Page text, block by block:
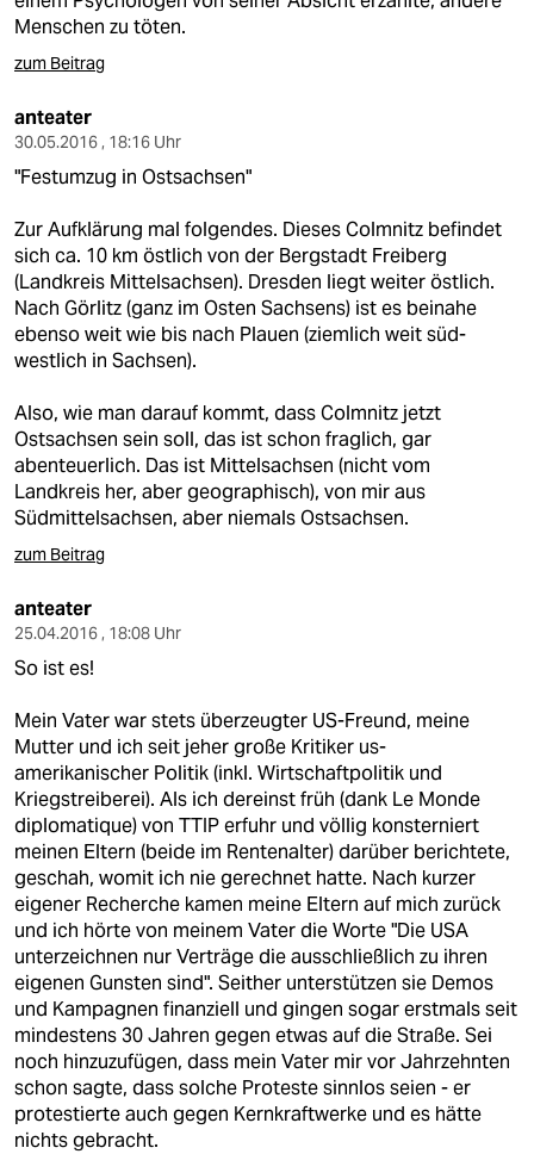
Menschen zu töten.
zum Beitrag
anteater
30.05.2016 , 18:16 Uhr
"Festumzug in Ostsachsen"
Zur Aufklärung mal folgendes. Dieses Colmnitz befindet
sich ca. 10 km östlich von der Bergstadt Freiberg
(Landkreis Mittelsachsen). Dresden liegt weiter östlich.
Nach Görlitz (ganz im Osten Sachsens) ist es beinahe
ebenso weit wie bis nach Plauen (ziemlich weit süd-
westlich in Sachsen).
Also, wie man darauf kommt, dass Colmnitz jetzt
Ostsachsen sein soll, das ist schon fraglich, gar
abenteuerlich. Das ist Mittelsachsen (nicht vom
Landkreis her, aber geographisch), von mir aus
Südmittelsachsen, aber niemals Ostsachsen.
zum Beitrag
anteater
25.04.2016 , 18:08 Uhr
So ist es!
Mein Vater war stets überzeugter US-Freund, meine
Mutter und ich seit jeher große Kritiker us-
amerikanischer Politik (inkl. Wirtschaftpolitik und
Kriegstreiberei). Als ich dereinst früh (dank Le Monde
diplomatique) von TTIP erfuhr und völlig konsterniert
meinen Eltern (beide im Rentenalter) darüber berichtete,
geschah, womit ich nie gerechnet hatte. Nach kurzer
eigener Recherche kamen meine Eltern auf mich zurück
und ich hörte von meinem Vater die Worte "Die USA
unterzeichnen nur Verträge die ausschließlich zu ihren
eigenen Gunsten sind". Seither unterstützen sie Demos
und Kampagnen finanziell und gingen sogar erstmals seit
mindestens 30 Jahren gegen etwas auf die Straße. Sei
noch hinzuzufügen, dass mein Vater mir vor Jahrzehnten
schon sagte, dass solche Proteste sinnlos seien - er
protestierte auch gegen Kernkraftwerke und es hätte
nichts gebracht.